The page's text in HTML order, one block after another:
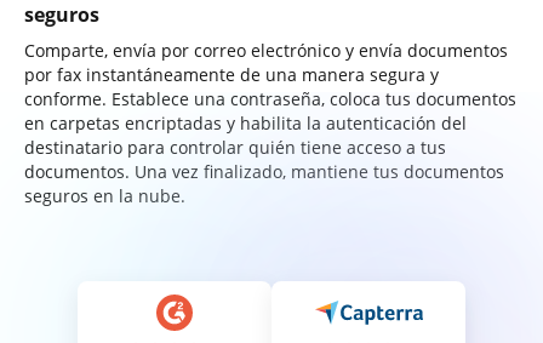
seguros
Comparte, envía por correo electrónico y envía documentos
por fax instantáneamente de una manera segura y
conforme. Establece una contraseña, coloca tus documentos
en carpetas encriptadas y habilita la autenticación del
destinatario para controlar quién tiene acceso a tus
documentos. Una vez finalizado, mantiene tus documentos
seguros en la nube.